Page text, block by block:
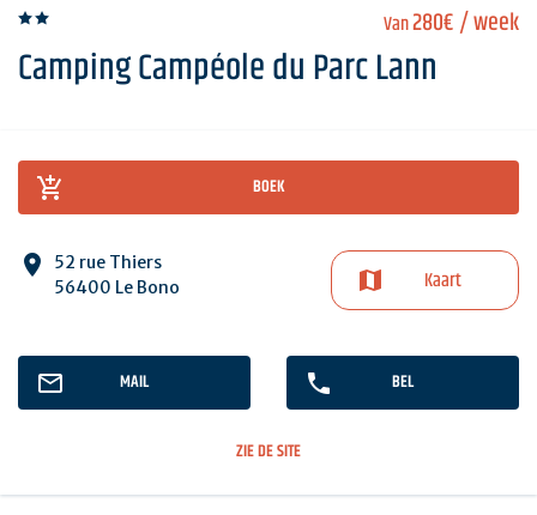
Van280€/ week
Camping Campéole du Parc Lann
BOEK
52 rue Thiers
56400 Le Bono
Kaart
MAIL BEL
ZIE DE SITE